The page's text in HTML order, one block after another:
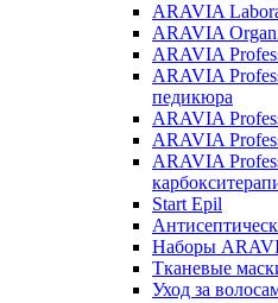
ARAVIA
ARAVIA
ARAVIA
ARAVIA
педикюра
ARAVIA
ARAVIA
ARAVIA
Start Epil
Наборы
Тканевые
Уход за